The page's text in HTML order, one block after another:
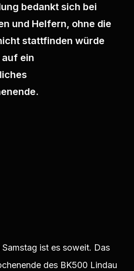
bedankt sich bei
und Helfern, ohne die
stattfinden würde
ein
ist es soweit. Das
des BK500 Lindau